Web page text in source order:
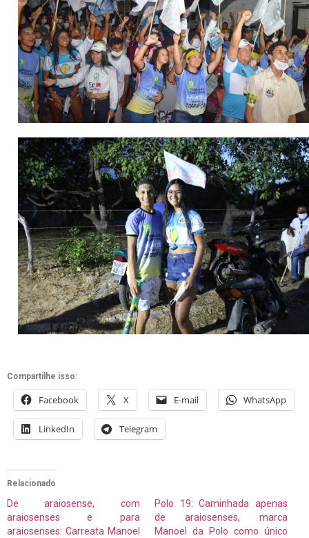
Compartilhe isso:
Facebook X E-mail WhatsApp
LinkedIn Telegram
Relacionado
De araiosense, com
araiosenses e para
araiosenses: Carreata Manoel
Polo 19: Caminhada apenas
de araiosenses, marca
Manoel da Polo como único